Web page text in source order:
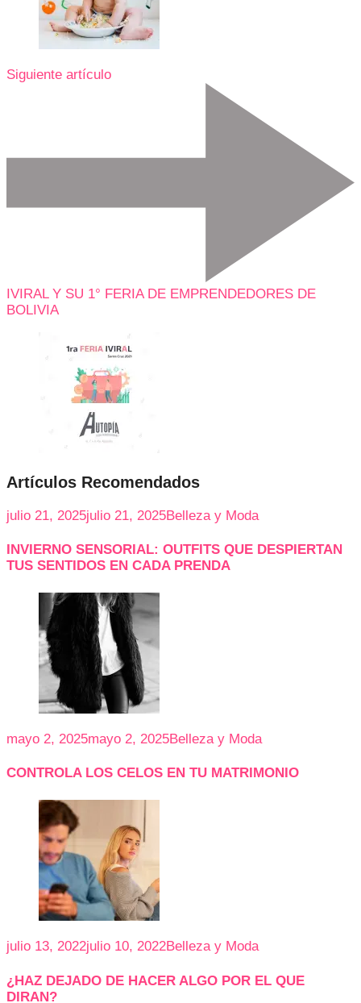
Siguiente artículo
IVIRAL Y SU 1° FERIA DE EMPRENDEDORES DE
BOLIVIA
Artículos Recomendados
julio 21, 2025julio 21, 2025Belleza y Moda
INVIERNO SENSORIAL: OUTFITS QUE DESPIERTAN
TUS SENTIDOS EN CADA PRENDA
mayo 2, 2025mayo 2, 2025Belleza y Moda
CONTROLA LOS CELOS EN TU MATRIMONIO
julio 13, 2022julio 10, 2022Belleza y Moda
¿HAZ DEJADO DE HACER ALGO POR EL QUE
DIRAN?